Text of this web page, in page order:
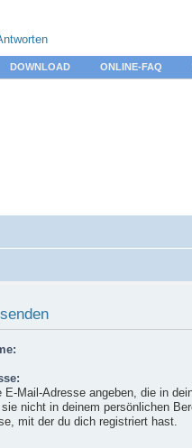
DOWNLOAD ONLINE-FAQ
E-Mail-Adresse angeben, die in
nicht in deinem persönlichen
mit der du dich registriert hast.